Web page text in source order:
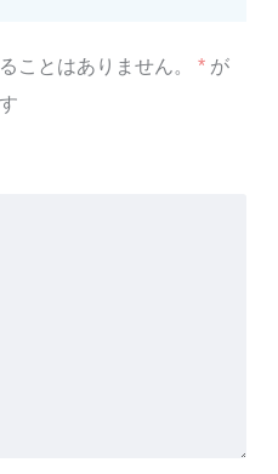
ことはありません。 *が